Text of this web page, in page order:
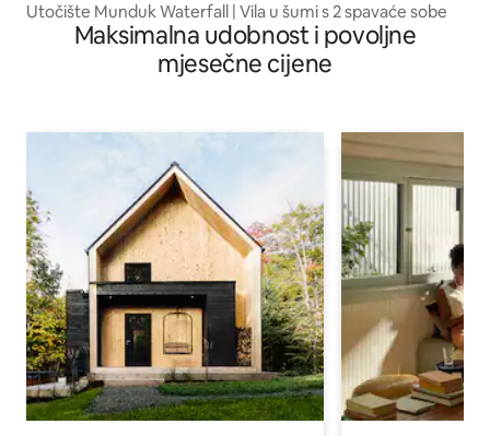
Utočište Munduk Waterfall | Vila u šumi s 2 spavaće sobe
Maksimalna udobnost i povoljne
mjesečne cijene